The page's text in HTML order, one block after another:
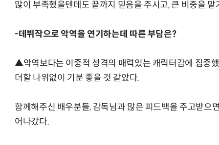
많이 부족했을텐데도 끝까지 믿음을 주시고, 큰 비중을
-데뷔작으로 악역을 연기하는데 따른 부담은?
▲악역보다는 이중적 성격의 매력있는 캐릭터감에 집중
더할 나위없이 기분 좋을 것 같았다.
함께해주신 배우분들, 감독님과 많은 피드백을 주고받으
어나갔다.